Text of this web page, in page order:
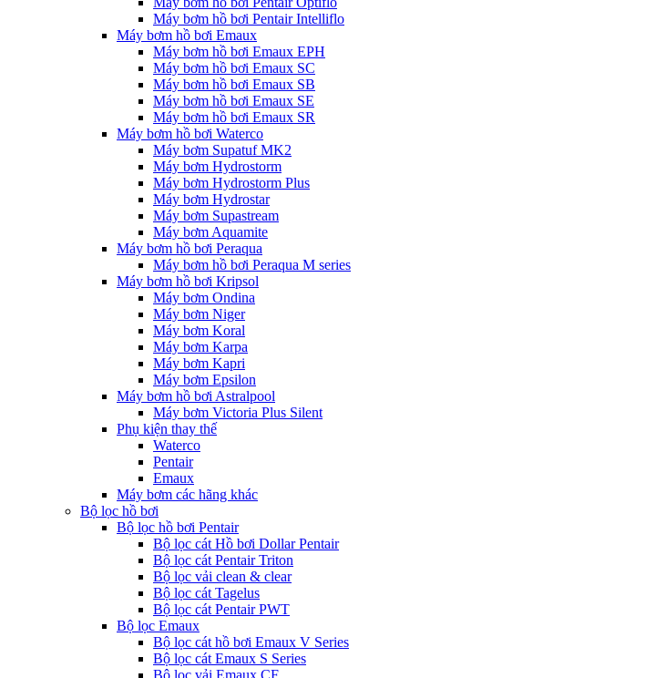
Máy bơm hồ bơi Pentair Intelliflo
Máy bơm hồ bơi Emaux
Máy bơm hồ bơi Emaux EPH
Máy bơm hồ bơi Emaux SC
Máy bơm hồ bơi Emaux SB
Máy bơm hồ bơi Emaux SE
Máy bơm hồ bơi Emaux SR
Máy bơm hồ bơi Waterco
Máy bơm Supatuf MK2
Máy bơm Hydrostorm
Máy bơm Hydrostorm Plus
Máy bơm Hydrostar
Máy bơm Supastream
Máy bơm Aquamite
Máy bơm hồ bơi Peraqua
Máy bơm hồ bơi Peraqua M series
Máy bơm hồ bơi Kripsol
Máy bơm Ondina
Máy bơm Niger
Máy bơm Koral
Máy bơm Karpa
Máy bơm Kapri
Máy bơm Epsilon
Máy bơm hồ bơi Astralpool
Máy bơm Victoria Plus Silent
Phụ kiện thay thế
Waterco
Pentair
Emaux
Máy bơm các hãng khác
Bộ lọc hồ bơi
Bộ lọc hồ bơi Pentair
Bộ lọc cát Hồ bơi Dollar Pentair
Bộ lọc cát Pentair Triton
Bộ lọc vải clean & clear
Bộ lọc cát Tagelus
Bộ lọc cát Pentair PWT
Bộ lọc Emaux
Bộ lọc cát hồ bơi Emaux V Series
Bộ lọc cát Emaux S Series
Bộ lọc vải Emaux CF